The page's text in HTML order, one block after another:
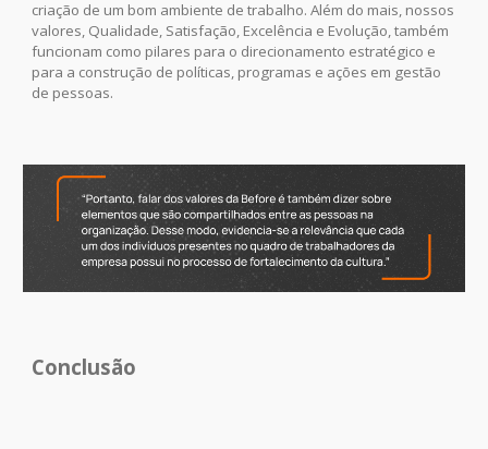
criação de um bom ambiente de trabalho. Além do mais, nossos
valores, Qualidade, Satisfação, Excelência e Evolução, também
funcionam como pilares para o direcionamento estratégico e
para a construção de políticas, programas e ações em gestão
de pessoas.
Conclusão